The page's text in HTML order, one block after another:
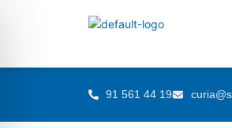
91 561 44 19